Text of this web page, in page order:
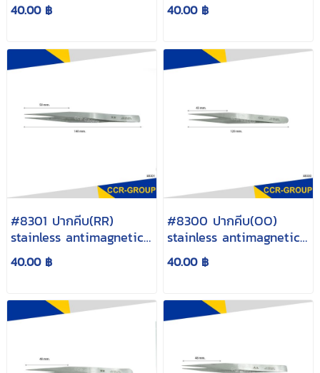
40.00 ฿ 40.00 ฿
#8301 ปากคีบ(RR)
stainless antimagnetic
14cm.
40.00 ฿
#8300 ปากคีบ(OO)
stainless antimagnetic
12cm.
40.00 ฿